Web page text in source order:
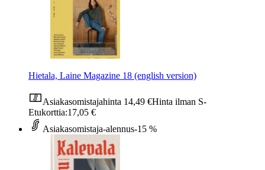
Hietala, Laine Magazine 18 (english version)
Asiakasomistajahinta 14,49 €Hinta ilman S-
Etukorttia:17,05 €
Asiakasomistaja-alennus-15 %